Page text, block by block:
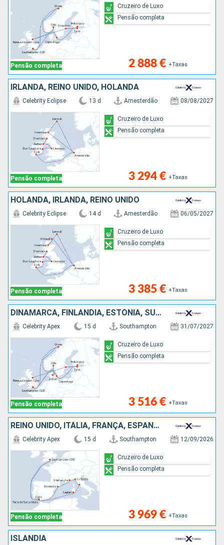
Pensão completa 2 888 € +Taxas
Cruzeiro de Luxo
Pensão completa
IRLANDA, REINO UNIDO, HOLANDA
Pensão completa
Celebrity Eclipse 13 d Amesterdão 08/08/2027
3 294 € +Taxas
Cruzeiro de Luxo
Pensão completa
HOLANDA, IRLANDA, REINO UNIDO
Pensão completa
Celebrity Eclipse 14 d Amesterdão 06/05/2027
3 385 € +Taxas
Cruzeiro de Luxo
Pensão completa
DINAMARCA, FINLÂNDIA, ESTÓNIA, SUÉCIA, NORUEGA, REINO UNIDO
Pensão completa
Celebrity Apex 15 d Southampton 31/07/2027
3 516 € +Taxas
Cruzeiro de Luxo
Pensão completa
REINO UNIDO, ITÁLIA, FRANÇA, ESPANHA
Pensão completa
Celebrity Apex 15 d Southampton 12/09/2026
3 969 € +Taxas
Cruzeiro de Luxo
Pensão completa
ISLÂNDIA